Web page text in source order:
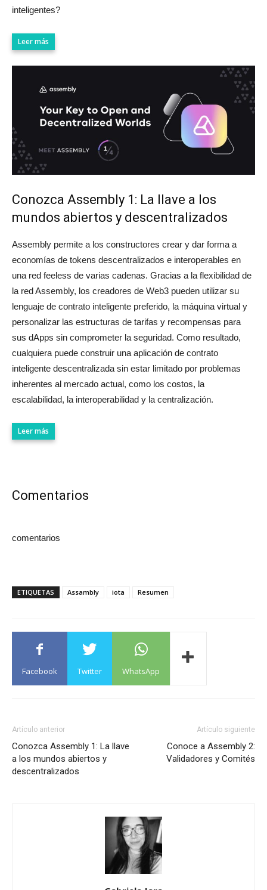
inteligentes?
Leer más
Conozca Assembly 1: La llave a los
mundos abiertos y descentralizados
Assembly permite a los constructores crear y dar forma a
economías de tokens descentralizados e interoperables en
una red feeless de varias cadenas. Gracias a la flexibilidad de
la red Assembly, los creadores de Web3 pueden utilizar su
lenguaje de contrato inteligente preferido, la máquina virtual y
personalizar las estructuras de tarifas y recompensas para
sus dApps sin comprometer la seguridad. Como resultado,
cualquiera puede construir una aplicación de contrato
inteligente descentralizada sin estar limitado por problemas
inherentes al mercado actual, como los costos, la
escalabilidad, la interoperabilidad y la centralización.
Leer más
Comentarios
comentarios
ETIQUETAS Assambly iota Resumen
Facebook Twitter WhatsApp
Artículo anterior
Conozca Assembly 1: La llave
a los mundos abiertos y
descentralizados
Artículo siguiente
Conoce a Assembly 2:
Validadores y Comités